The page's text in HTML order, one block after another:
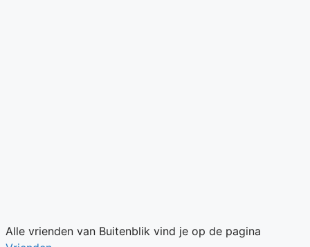
Alle vrienden van Buitenblik vind je op de pagina